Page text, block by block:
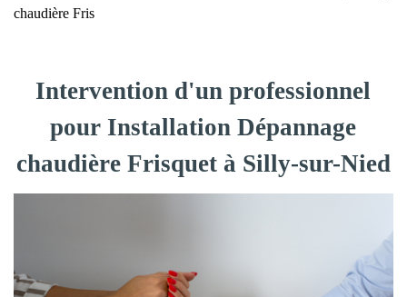
chaudière Fris
Intervention d'un professionnel
pour Installation Dépannage
chaudière Frisquet à Silly-sur-Nied